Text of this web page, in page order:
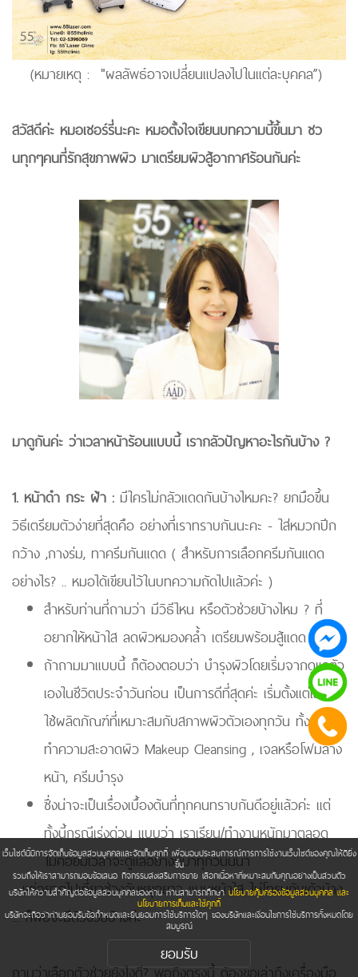
(หมายเหตุ : "ผลลัพธ์อาจเปลี่ยนแปลงไปในแต่ละบุคคล”)
สวัสดีค่ะ หมอเชอร์รี่นะคะ หมอตั้งใจเขียนบทความนี้ขึ้นมา ชว
นทุกๆคนที่รักสุขภาพผิว มาเตรียมผิวสู้อากาศร้อนกันค่ะ
มาดูกันค่ะ ว่าเวลาหน้าร้อนแบบนี้ เรากลัวปัญหาอะไรกันบ้าง ?
1. หน้าดำ กระ ฝ้า : มีใครไม่กลัวแดดกันบ้างไหมคะ? ยกมือขึ้น
วิธีเตรียมตัวง่ายที่สุดคือ อย่างที่เราทราบกันนะคะ - ใส่หมวกปีก
กว้าง ,กางร่ม, ทาครีมกันแดด ( สำหรับการเลือกครีมกันแดด
อย่างไร? .. หมอได้เขียนไว้ในบทความถัดไปแล้วค่ะ )
สำหรับท่านที่ถามว่า มีวิธีไหน หรือตัวช่วยบ้างไหม ? ที่
อยากให้หน้าใส ลดผิวหมองคล้ำ เตรียมพร้อมสู้แดด
ถ้าถามมาแบบนี้ ก็ต้องตอบว่า บำรุงผิวโดยเริ่มจากดูแลตัว
เองในชีวิตประจำวันก่อน เป็นการดีที่สุดค่ะ เริ่มตั้งแต่เลือก
ใช้ผลิตภัณฑ์ที่เหมาะสมกับสภาพผิวตัวเองทุกวัน ทั้งกลุ่ม
ทำความสะอาดผิว Makeup Cleansing , เจลหรือโฟมล้าง
หน้า, ครีมบำรุง
ซึ่งน่าจะเป็นเรื่องเบื้องต้นที่ทุกคนทราบกันดีอยู่แล้วค่ะ แต่
ทั้งนี้กรณีเร่งด่วน แบบว่า เราเรียน/ทำงานหนักมาตลอด
ไม่ค่อยมีเวลาจะดูแลอย่างดีมาทุกวันนี่นา
.. แต่อยากไปเที่ยวช่วงวันหยุดยาว แบบหน้าใส ไม่โทรมกับเค้าบ้าง
... ก็พอจะมีตัวช่วยบ้างค่ะ
เว็บไซต์นี้มีการจัดเก็บข้อมูลส่วนบุคคลและจัดเก็บคุกกี้ เพื่อมอบประสบการณ์การการใช้งานเว็บไซต์ของคุณให้ดียิ่ง
ขึ้น
รวมถึงให้เราสามารถมอบข้อเสนอ กิจกรรมส่งเสริมการขาย เลือกเนื้อหาที่เหมาะสมกับคุณอย่างเป็นส่วนตัว
บริษัทให้ความสำคัญต่อข้อมูลส่วนบุคคลของท่าน ท่านสามารถศึกษา นโยบายคุ้มครองข้อมูลส่วนบุคคล และ
นโยบายการเก็บและใช้คุกกี้
บริษัทจะถือว่าท่านยอมรับข้อกำหนดและยินยอมการใช้บริการใดๆ ของบริษัทและเงื่อนไขการใช้บริการทั้งหมดโดย
สมบูรณ์
ยอมรับ